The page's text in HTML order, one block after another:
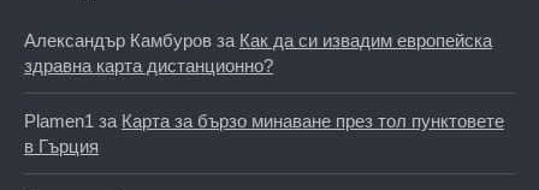
Александър Камбуров за Как да си извадим европейска
здравна карта дистанционно?
Plamen1 за Карта за бързо минаване през тол пунктовете
в Гърция